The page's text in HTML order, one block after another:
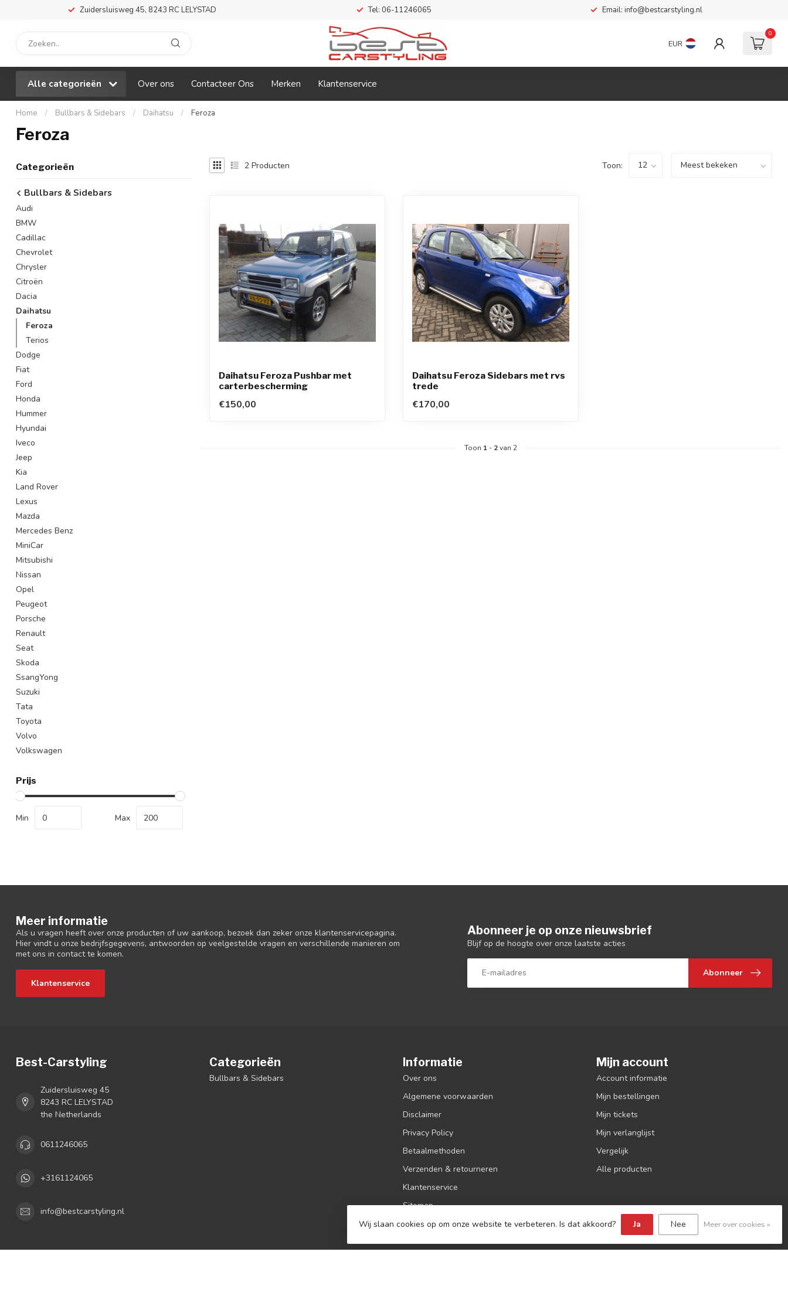
Zuidersluisweg 45, 8243 RC LELYSTAD Tel: 06-11246065 Email: info@bestcarstyling.nl
EUR
0
Alle categorieën Over ons Contacteer Ons Merken Klantenservice
Home / Bullbars & Sidebars / Daihatsu / Feroza
Feroza
Categorieën
Bullbars & Sidebars
Audi
BMW
Cadillac
Chevrolet
Chrysler
Citroën
Dacia
Daihatsu
Feroza
Terios
Dodge
Fiat
Ford
Honda
Hummer
Hyundai
Iveco
Jeep
Kia
Land Rover
Lexus
Mazda
Mercedes Benz
MiniCar
Mitsubishi
Nissan
Opel
Peugeot
Porsche
Renault
Seat
Skoda
SsangYong
Suzuki
Tata
Toyota
Volvo
Volkswagen
Prijs
Min Max
2 Producten Toon:
Daihatsu Feroza Pushbar met
carterbescherming
€150,00
Daihatsu Feroza Sidebars met rvs
trede
€170,00
Toon 1 - 2van 2
Meer informatie
Als u vragen heeft over onze producten of uw aankoop, bezoek dan zeker onze klantenservicepagina.
Hier vindt u onze bedrijfsgegevens, antwoorden op veelgestelde vragen en verschillende manieren om
met ons in contact te komen.
Klantenservice
Abonneer je op onze nieuwsbrief
Blijf op de hoogte over onze laatste acties
Abonneer
Best-Carstyling
Zuidersluisweg 45
8243 RC LELYSTAD
the Netherlands
0611246065
+3161124065
info@bestcarstyling.nl
Categorieën
Bullbars & Sidebars
Informatie
Over ons
Algemene voorwaarden
Disclaimer
Privacy Policy
Betaalmethoden
Verzenden & retourneren
Klantenservice
Sitemap
Contact
Mijn account
Account informatie
Mijn bestellingen
Mijn tickets
Mijn verlanglijst
Vergelijk
Alle producten
Wij slaan cookies op om onze website te verbeteren. Is dat akkoord? Ja Nee Meer over cookies »